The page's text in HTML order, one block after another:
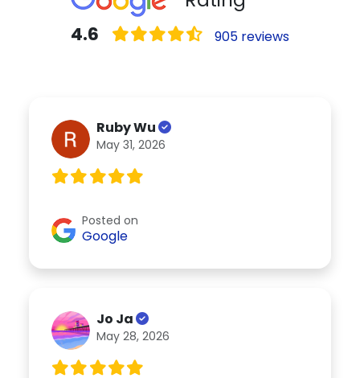
4.6 905 reviews
Ruby Wu
May 31, 2026
Posted on
Google
Jo Ja
May 28, 2026